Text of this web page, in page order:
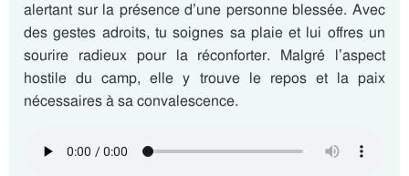
alertant sur la présence d’une personne blessée. Avec
des gestes adroits, tu soignes sa plaie et lui offres un
sourire radieux pour la réconforter. Malgré l’aspect
hostile du camp, elle y trouve le repos et la paix
nécessaires à sa convalescence.